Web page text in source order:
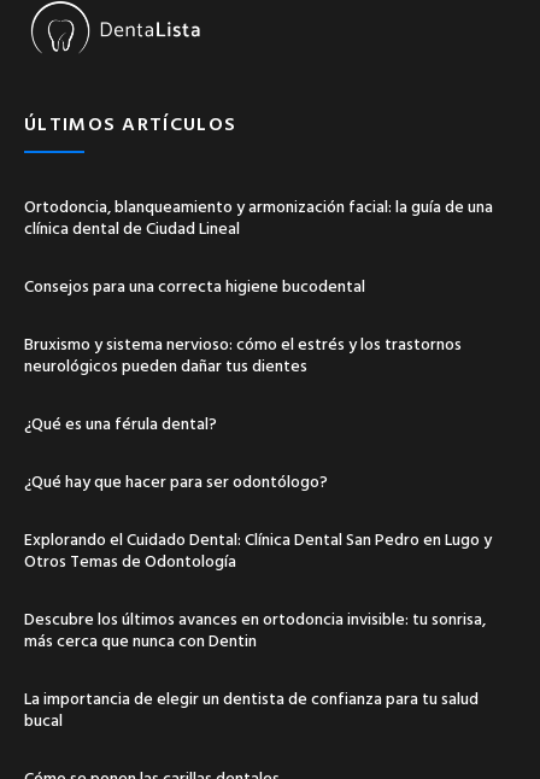
ÚLTIMOS ARTÍCULOS
Ortodoncia, blanqueamiento y armonización facial: la guía de una
clínica dental de Ciudad Lineal
Consejos para una correcta higiene bucodental
Bruxismo y sistema nervioso: cómo el estrés y los trastornos
neurológicos pueden dañar tus dientes
¿Qué es una férula dental?
¿Qué hay que hacer para ser odontólogo?
Explorando el Cuidado Dental: Clínica Dental San Pedro en Lugo y
Otros Temas de Odontología
Descubre los últimos avances en ortodoncia invisible: tu sonrisa,
más cerca que nunca con Dentin
La importancia de elegir un dentista de confianza para tu salud
bucal